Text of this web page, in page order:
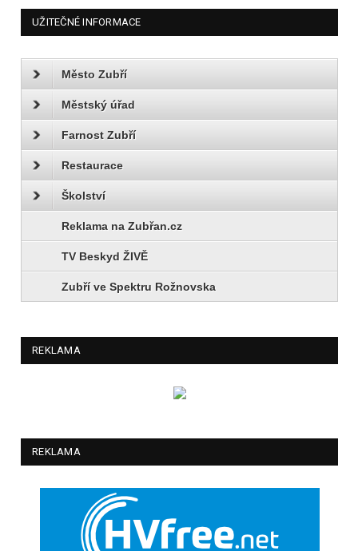
UŽITEČNÉ INFORMACE
Město Zubří
Městský úřad
Farnost Zubří
Restaurace
Školství
Reklama na Zubřan.cz
TV Beskyd ŽIVĚ
Zubří ve Spektru Rožnovska
REKLAMA
REKLAMA